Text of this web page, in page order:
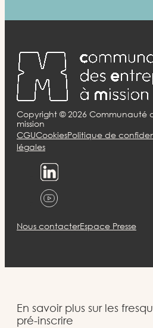
Copyright ©2026 Communauté
mission
CGUCookiesPolitique de
légales
Nous contacterEspace Presse
En savoir plus sur les
pré-inscrire